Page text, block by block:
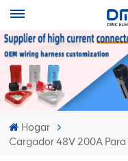
Hogar
Cargador 48V 200A